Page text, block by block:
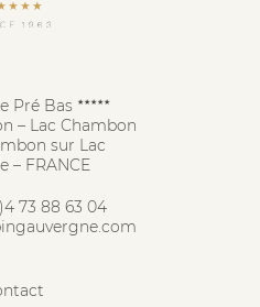
Pré Bas ★★★★★
– Lac Chambon
sur Lac
– FRANCE
73 88 63 04